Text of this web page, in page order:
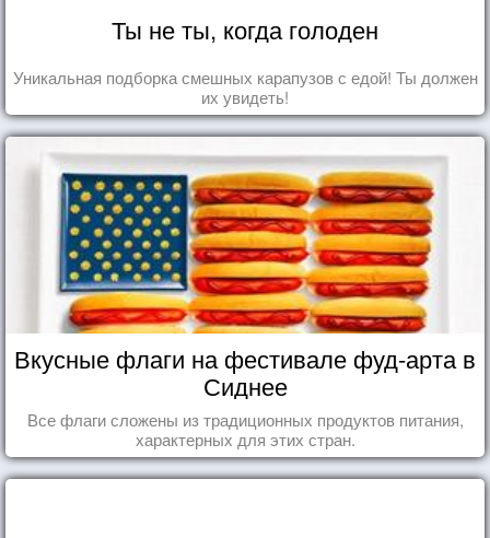
Ты не ты, когда голоден
Уникальная подборка смешных карапузов с едой! Ты должен
их увидеть!
Вкусные флаги на фестивале фуд-арта в
Сиднее
Все флаги сложены из традиционных продуктов питания,
характерных для этих стран.